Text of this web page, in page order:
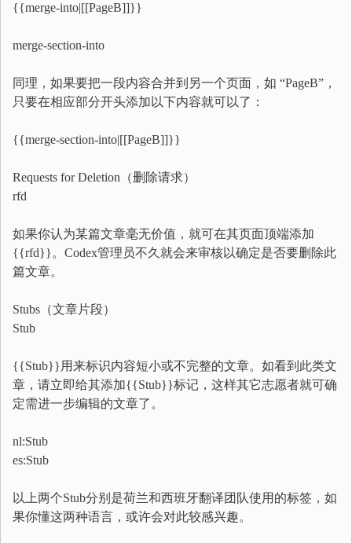
{{merge-into|[[PageB]]}}
merge-section-into
同理，如果要把一段内容合并到另一个页面，如 “PageB”，
只要在相应部分开头添加以下内容就可以了：
{{merge-section-into|[[PageB]]}}
Requests for Deletion（删除请求）
rfd
如果你认为某篇文章毫无价值，就可在其页面顶端添加
{{rfd}}。Codex管理员不久就会来审核以确定是否要删除此
篇文章。
Stubs（文章片段）
Stub
{{Stub}}用来标识内容短小或不完整的文章。如看到此类文
章，请立即给其添加{{Stub}}标记，这样其它志愿者就可确
定需进一步编辑的文章了。
nl:Stub
es:Stub
以上两个Stub分别是荷兰和西班牙翻译团队使用的标签，如
果你懂这两种语言，或许会对此较感兴趣。